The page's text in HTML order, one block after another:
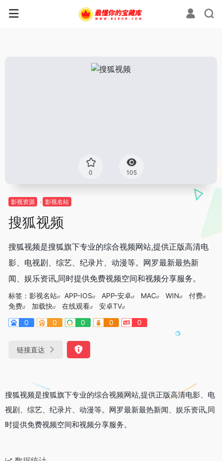
0 105
影视资源 影视名站
搜狐视频
搜狐视频是搜狐旗下专业的综合视频网站,提供正版高清电
影、电视剧、综艺、纪录片、动漫等。网罗最新最热新
闻、娱乐资讯,同时提供免费视频空间和视频分享服务。
标签： 影视名站 APP-IOS APP-安卓 MAC WIN
付费
免费
加载快 在线观看
安卓TV
0
0 0 0 0
链接直达
搜狐视频是搜狐旗下专业的综合视频网站,提供正版高清电影、电
视剧、综艺、纪录片、动漫等。网罗最新最热新闻、娱乐资讯,同
时提供免费视频空间和视频分享服务。